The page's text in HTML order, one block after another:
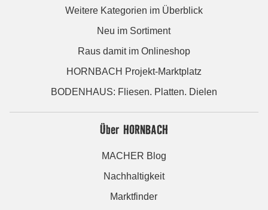
Weitere Kategorien im Überblick
Neu im Sortiment
Raus damit im Onlineshop
HORNBACH Projekt-Marktplatz
BODENHAUS: Fliesen. Platten. Dielen
Über HORNBACH
MACHER Blog
Nachhaltigkeit
Marktfinder